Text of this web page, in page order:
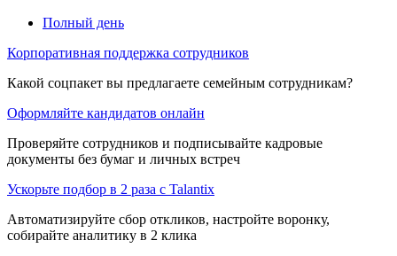
Полный день
Корпоративная поддержка сотрудников
Какой соцпакет вы предлагаете семейным сотрудникам?
Оформляйте кандидатов онлайн
Проверяйте сотрудников и подписывайте кадровые
документы без бумаг и личных встреч
Ускорьте подбор в 2 раза с Talantix
Автоматизируйте сбор откликов, настройте воронку,
собирайте аналитику в 2 клика